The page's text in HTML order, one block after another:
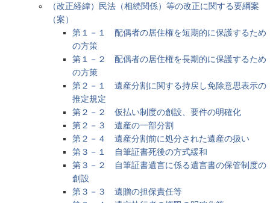
（改正経緯）民法（相続関係）等の改正に関する要綱案
（案）
第１－１ 配偶者の居住権を短期的に保護するため
の方策
第１－２ 配偶者の居住権を長期的に保護するため
の方策
第２－１ 遺産分割に関する持戻し免除意思表示の
推定規定
第２－２ 仮払い制度の創設、要件の明確化
第２－３ 遺産の一部分割
第２－４ 遺産分割前に処分された遺産の扱い
第３－１ 自筆証書死後の方式緩和
第３－２ 自筆証書遺言に係る遺言書の保管制度の
創設
第３－３ 遺贈の担保責任等